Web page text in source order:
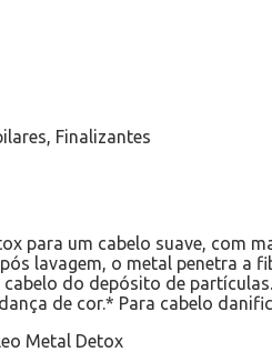
, Finalizantes
para um cabelo suave, com
lavagem, o metal penetra a
do depósito de
de cor.* Para cabelo
Metal Detox